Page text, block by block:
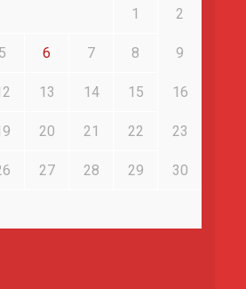
1 2
5 6 7 8 9
13 14 15 16
20 21 22 23
27 28 29 30